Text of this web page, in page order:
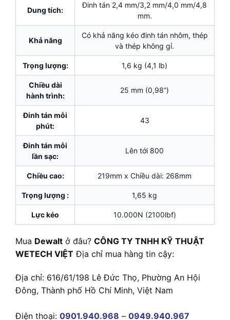
Dung tích:
Đinh tán 2,4 mm/3,2 mm/4,0 mm/4,8
mm.
Khả năng
Có khả năng kéo đinh tán nhôm, thép
và thép không gỉ.
Trọng lượng: 1,6 kg (4,1 lb)
Chiều dài
hành trình:
25 mm (0,98”)
Đinh tán mỗi
phút:
43
Đinh tán mỗi
lần sạc:
Lên tới 800
Chiều cao: 219mm x Chiều dài: 268mm
Trọng lượng : 1,65 kg
Lực kéo 10.000N (2100lbf)
Mua Dewalt ở đâu? CÔNG TY TNHH KỸ THUẬT
WETECH VIỆT Địa chỉ mua hàng tin cậy:
Địa chỉ: 616/61/198 Lê Đức Thọ, Phường An Hội
Đông, Thành phố Hồ Chí Minh, Việt Nam
Điện thoại: 0901.940.968 – 0949.940.967